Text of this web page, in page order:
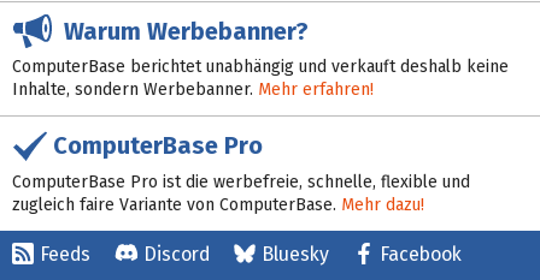
Warum Werbebanner?
ComputerBase berichtet unabhängig und verkauft deshalb keine
Inhalte, sondern Werbebanner. Mehr erfahren!
ComputerBase Pro
ComputerBase Pro ist die werbefreie, schnelle, flexible und
zugleich faire Variante von ComputerBase. Mehr dazu!
Feeds Discord Bluesky Facebook